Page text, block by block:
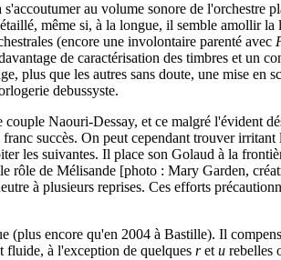
au volume sonore de l'orchestre
même si, à la longue, il semble amollir
(encore une involontaire parenté avec
de caractérisation des timbres et un
plus que les autres sans doute, une mise
debussyste.
Naouri-Dessay, et ce malgré l'évident
succès. On peut cependant trouver
les suivantes. Il place son Golaud à la
rôle de Mélisande [photo : Mary Garden,
à plusieurs reprises. Ces efforts
encore qu'en 2004 à Bastille). Il
fluide, à l'exception de quelques ret u rebelles